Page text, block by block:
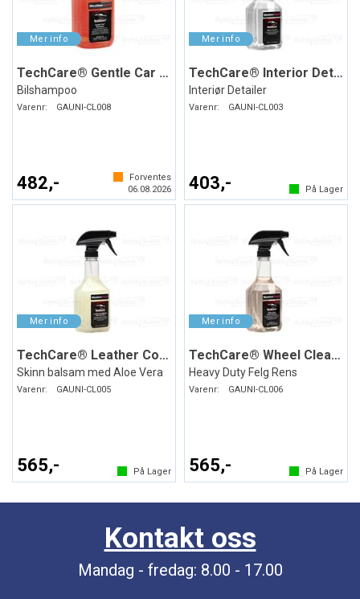
TechCare® Gentle Car Shampoo
Bilshampoo
Varenr: GAUNI-CL008
482,-
Forventes
06.08.2026
TechCare® Interior Detailer
Interiør Detailer
Varenr: GAUNI-CL003
403,- På Lager
TechCare® Leather Conditioner
Skinn balsam med Aloe Vera
Varenr: GAUNI-CL005
565,- På Lager
TechCare® Wheel Cleaner
Heavy Duty Felg Rens
Varenr: GAUNI-CL006
565,- På Lager
Kontakt oss
Mandag - fredag: 8.00 - 17.00